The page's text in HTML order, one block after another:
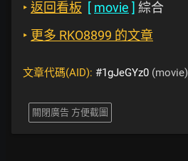
‣ 返回看板 [ movie ] 綜合
‣ 更多 RKO8899 的文章
文章代碼(AID): #1gJeGYz0 (movie)
關閉廣告 方便截圖